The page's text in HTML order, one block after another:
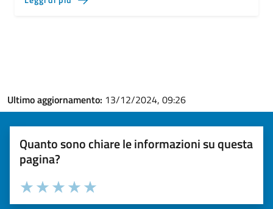
Ultimo aggiornamento: 13/12/2024, 09:26
Quanto sono chiare le informazioni su questa
pagina?
Valuta la chiarezza delle informazioni (da 1 a 5 stelle)
Seleziona il numero di stelle per valutare la chiarezza delle
Valuta 5 stelle su 5
Valuta 4 stelle su 5
Valuta 3 stelle su 5
Valuta 2 stelle su 5
Valuta 1 stelle su 5